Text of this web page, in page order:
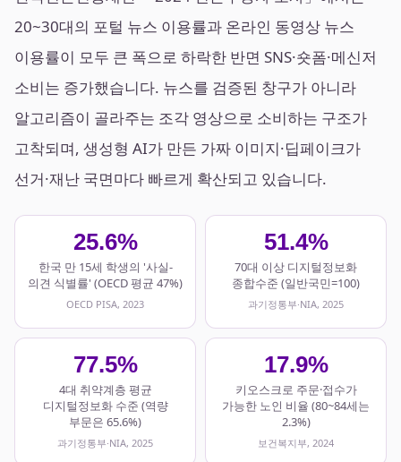
20~30대의 포털 뉴스 이용률과 온라인 동영상 뉴스
이용률이 모두 큰 폭으로 하락한 반면 SNS·숏폼·메신저
소비는 증가했습니다. 뉴스를 검증된 창구가 아니라
알고리즘이 골라주는 조각 영상으로 소비하는 구조가
고착되며, 생성형 AI가 만든 가짜 이미지·딥페이크가
선거·재난 국면마다 빠르게 확산되고 있습니다.
25.6%
한국 만 15세 학생의 '사실-
의견 식별률' (OECD 평균 47%)
OECD PISA, 2023
51.4%
70대 이상 디지털정보화
종합수준 (일반국민=100)
과기정통부·NIA, 2025
77.5%
4대 취약계층 평균
디지털정보화 수준 (역량
부문은 65.6%)
과기정통부·NIA, 2025
17.9%
키오스크로 주문·접수가
가능한 노인 비율 (80~84세는
2.3%)
보건복지부, 2024